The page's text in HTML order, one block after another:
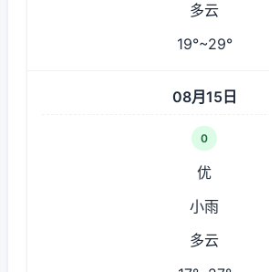
多云
19°~29°
08月15日
0
优
小雨
多云